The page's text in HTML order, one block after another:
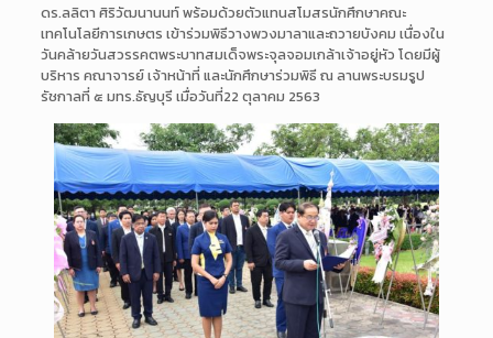
ดร.ลลิตา ศิริวัฒนานนท์ พร้อมด้วยตัวแทนสโมสรนักศึกษาคณะ
เทคโนโลยีการเกษตร เข้าร่วมพิธีวางพวงมาลาและถวายบังคม เนื่องใน
วันคล้ายวันสวรรคตพระบาทสมเด็จพระจุลจอมเกล้าเจ้าอยู่หัว โดยมีผู้
บริหาร คณาจารย์ เจ้าหน้าที่ และนักศึกษาร่วมพิธี ณ ลานพระบรมรูป
รัชกาลที่ ๕ มทร.ธัญบุรี เมื่อวันที่22 ตุลาคม 2563